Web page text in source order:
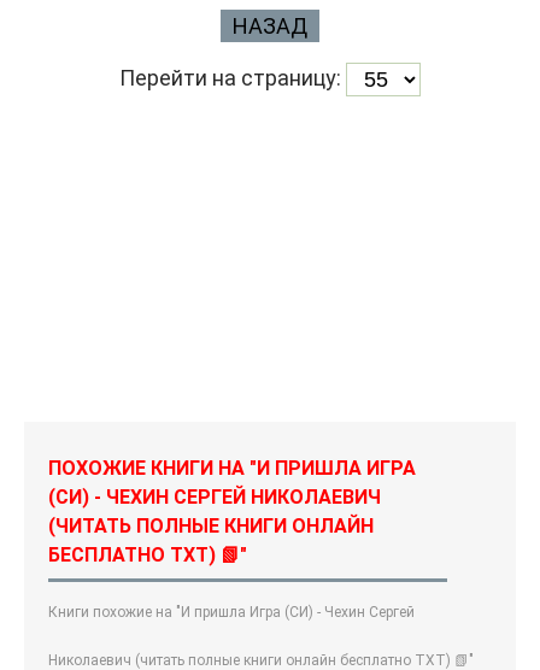
НАЗАД
Перейти на страницу:
ПОХОЖИЕ КНИГИ НА "И ПРИШЛА ИГРА
(СИ) - ЧЕХИН СЕРГЕЙ НИКОЛАЕВИЧ
(ЧИТАТЬ ПОЛНЫЕ КНИГИ ОНЛАЙН
БЕСПЛАТНО TXT) 📗"
Книги похожие на "И пришла Игра (СИ) - Чехин Сергей
Николаевич (читать полные книги онлайн бесплатно TXT) 📗"